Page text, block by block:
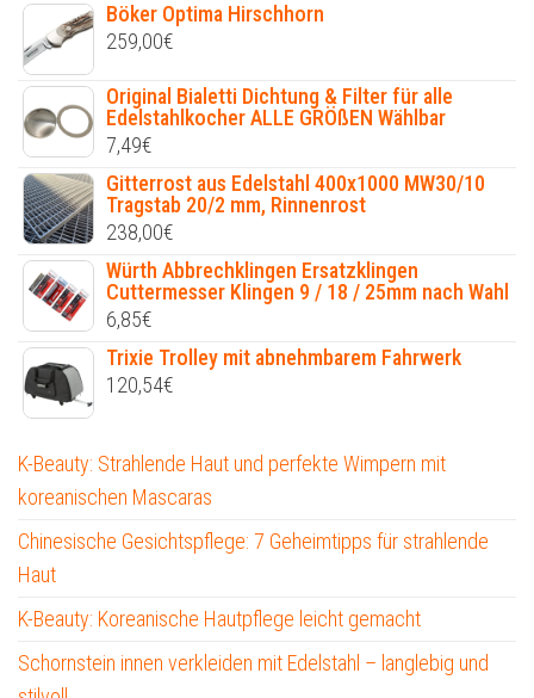
Böker Optima Hirschhorn
259,00€
Original Bialetti Dichtung & Filter für alle
Edelstahlkocher ALLE GRÖßEN Wählbar
7,49€
Gitterrost aus Edelstahl 400x1000 MW30/10
Tragstab 20/2 mm, Rinnenrost
238,00€
Würth Abbrechklingen Ersatzklingen
Cuttermesser Klingen 9 / 18 / 25mm nach Wahl
6,85€
Trixie Trolley mit abnehmbarem Fahrwerk
120,54€
K-Beauty: Strahlende Haut und perfekte Wimpern mit
koreanischen Mascaras
Chinesische Gesichtspflege: 7 Geheimtipps für strahlende
Haut
K-Beauty: Koreanische Hautpflege leicht gemacht
Schornstein innen verkleiden mit Edelstahl – langlebig und